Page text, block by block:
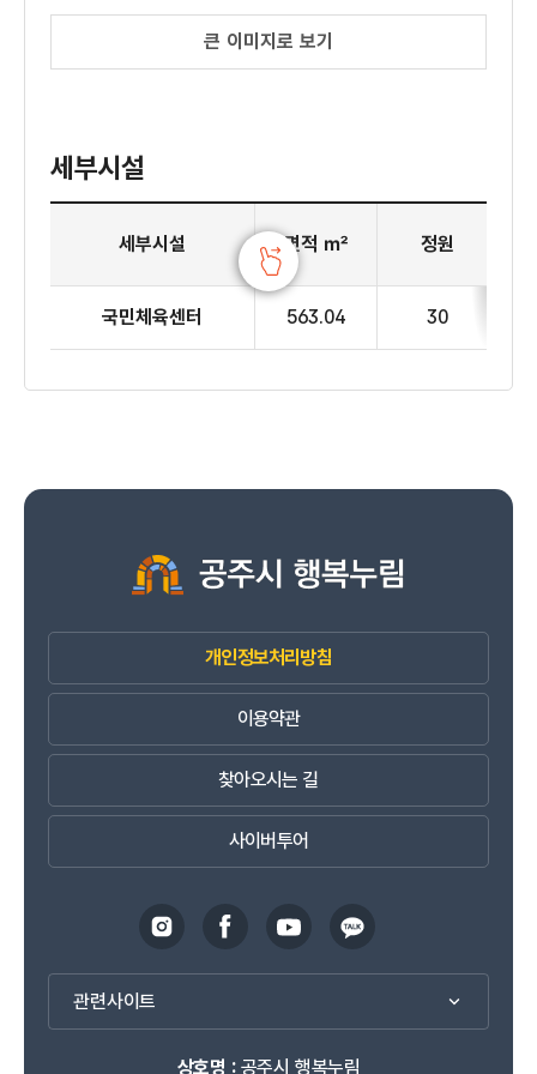
큰 이미지로 보기
세부시설
3층 국민체육센터 세부시설
세부시설
면적 ㎡ 정원
국민체육센터 563.04 30
개인정보처리방침
이용약관
찾아오시는 길
사이버투어
관련사이트
상호명 :공주시 행복누림